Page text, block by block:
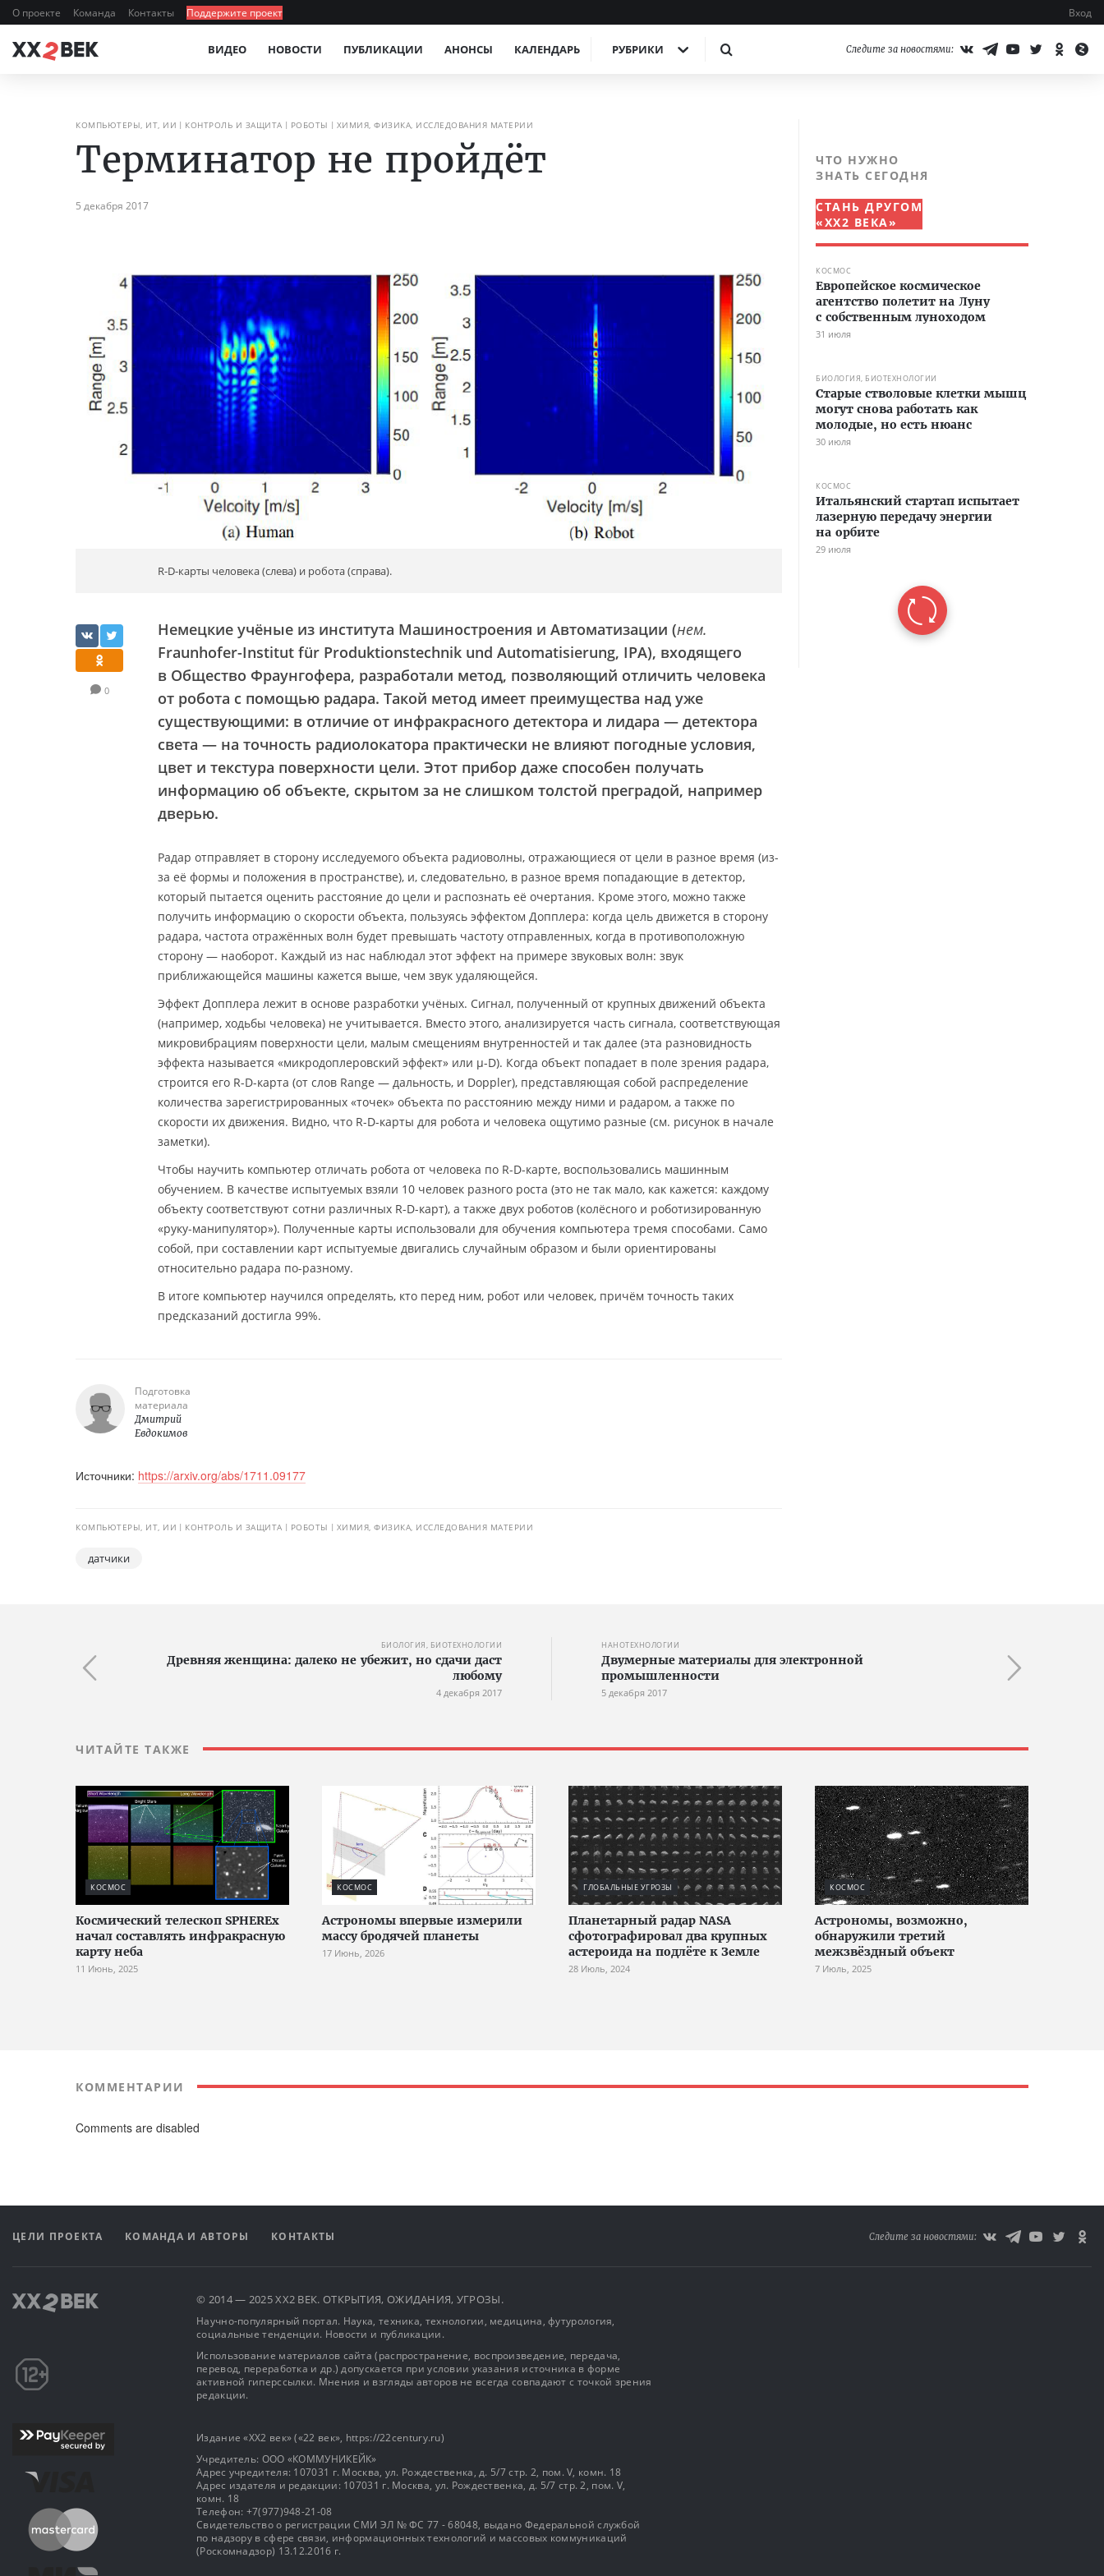
О проекте Команда Контакты Поддержите проект Вход
ВИДЕО НОВОСТИ ПУБЛИКАЦИИ АНОНСЫ КАЛЕНДАРЬ РУБРИКИ Следите за новостями:
КОМПЬЮТЕРЫ, ИТ, ИИ КОНТРОЛЬ И ЗАЩИТА РОБОТЫ ХИМИЯ, ФИЗИКА, ИССЛЕДОВАНИЯ МАТЕРИИ
Терминатор не пройдёт
5 декабря 2017
R-D-карты человека (слева) и робота (справа).
0
Немецкие учёные из института Машиностроения и Автоматизации (нем.
Fraunhofer-Institut für Produktionstechnik und Automatisierung, IPA), входящего
в Общество Фраунгофера, разработали метод, позволяющий отличить человека
от робота с помощью радара. Такой метод имеет преимущества над уже
существующими: в отличие от инфракрасного детектора и лидара — детектора
света — на точность радиолокатора практически не влияют погодные условия,
цвет и текстура поверхности цели. Этот прибор даже способен получать
информацию об объекте, скрытом за не слишком толстой преградой, например
дверью.
Радар отправляет в сторону исследуемого объекта радиоволны, отражающиеся от цели в разное время (из-
за её формы и положения в пространстве), и, следовательно, в разное время попадающие в детектор,
который пытается оценить расстояние до цели и распознать её очертания. Кроме этого, можно также
получить информацию о скорости объекта, пользуясь эффектом Допплера: когда цель движется в сторону
радара, частота отражённых волн будет превышать частоту отправленных, когда в противоположную
сторону — наоборот. Каждый из нас наблюдал этот эффект на примере звуковых волн: звук
приближающейся машины кажется выше, чем звук удаляющейся.
Эффект Допплера лежит в основе разработки учёных. Сигнал, полученный от крупных движений объекта
(например, ходьбы человека) не учитывается. Вместо этого, анализируется часть сигнала, соответствующая
микровибрациям поверхности цели, малым смещениям внутренностей и так далее (эта разновидность
эффекта называется «микродоплеровский эффект» или μ-D). Когда объект попадает в поле зрения радара,
строится его R-D-карта (от слов Range — дальность, и Doppler), представляющая собой распределение
количества зарегистрированных «точек» объекта по расстоянию между ними и радаром, а также по
скорости их движения. Видно, что R-D-карты для робота и человека ощутимо разные (см. рисунок в начале
заметки).
Чтобы научить компьютер отличать робота от человека по R-D-карте, воспользовались машинным
обучением. В качестве испытуемых взяли 10 человек разного роста (это не так мало, как кажется: каждому
объекту соответствуют сотни различных R-D-карт), а также двух роботов (колёсного и роботизированную
«руку-манипулятор»). Полученные карты использовали для обучения компьютера тремя способами. Само
собой, при составлении карт испытуемые двигались случайным образом и были ориентированы
относительно радара по-разному.
В итоге компьютер научился определять, кто перед ним, робот или человек, причём точность таких
предсказаний достигла 99%.
Подготовка
материала
Дмитрий
Евдокимов
Источники: https://arxiv.org/abs/1711.09177
КОМПЬЮТЕРЫ, ИТ, ИИ КОНТРОЛЬ И ЗАЩИТА РОБОТЫ ХИМИЯ, ФИЗИКА, ИССЛЕДОВАНИЯ МАТЕРИИ
датчики
ЧТО НУЖНО
ЗНАТЬ СЕГОДНЯ
СТАНЬ ДРУГОМ
«XX2 ВЕКА»
КОСМОС
Европейское космическое
агентство полетит на Луну
с собственным луноходом
31 июля
БИОЛОГИЯ, БИОТЕХНОЛОГИИ
Старые стволовые клетки мышц
могут снова работать как
молодые, но есть нюанс
30 июля
КОСМОС
Итальянский стартап испытает
лазерную передачу энергии
на орбите
29 июля
БИОЛОГИЯ, БИОТЕХНОЛОГИИ
Древняя женщина: далеко не убежит, но сдачи даст
любому
4 декабря 2017
НАНОТЕХНОЛОГИИ
Двумерные материалы для электронной
промышленности
5 декабря 2017
ЧИТАЙТЕ ТАКЖЕ
КОСМОС
Космический телескоп SPHEREx
начал составлять инфракрасную
карту неба
11 Июнь, 2025
КОСМОС
Астрономы впервые измерили
массу бродячей планеты
17 Июнь, 2026
ГЛОБАЛЬНЫЕ УГРОЗЫ
Планетарный радар NASA
сфотографировал два крупных
астероида на подлёте к Земле
28 Июль, 2024
КОСМОС
Астрономы, возможно,
обнаружили третий
межзвёздный объект
7 Июль, 2025
КОММЕНТАРИИ
Comments are disabled
ЦЕЛИ ПРОЕКТА КОМАНДА И АВТОРЫ КОНТАКТЫ Следите за новостями:
© 2014 — 2025 XX2 ВЕК. ОТКРЫТИЯ, ОЖИДАНИЯ, УГРОЗЫ.
Научно-популярный портал. Наука, техника, технологии, медицина, футурология,
социальные тенденции. Новости и публикации.
Использование материалов сайта (распространение, воспроизведение, передача,
перевод, переработка и др.) допускается при условии указания источника в форме
активной гиперссылки. Мнения и взгляды авторов не всегда совпадают с точкой зрения
редакции.
Издание «XX2 век» («22 век», https://22century.ru)
Учредитель: OOO «КОММУНИКЕЙК»
Адрес учредителя: 107031 г. Москва, ул. Рождественка, д. 5/7 стр. 2, пом. V, комн. 18
Адрес издателя и редакции: 107031 г. Москва, ул. Рождественка, д. 5/7 стр. 2, пом. V,
комн. 18
Телефон: +7(977)948-21-08
Свидетельство о регистрации СМИ ЭЛ № ФС 77 - 68048, выдано Федеральной службой
по надзору в сфере связи, информационных технологий и массовых коммуникаций
(Роскомнадзор) 13.12.2016 г.